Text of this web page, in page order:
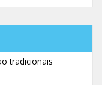
tradicionais